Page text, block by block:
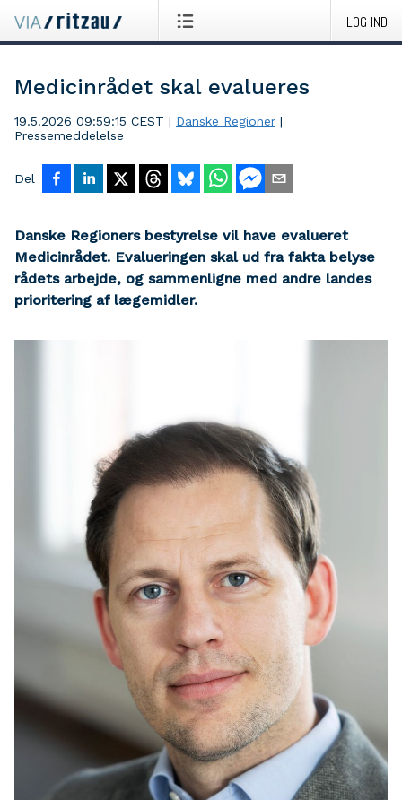
LOG IND
Medicinrådet skal evalueres
19.5.2026 09:59:15 CEST | Danske Regioner |
Pressemeddelelse
Del
Danske Regioners bestyrelse vil have evalueret
Medicinrådet. Evalueringen skal ud fra fakta belyse
rådets arbejde, og sammenligne med andre landes
prioritering af lægemidler.